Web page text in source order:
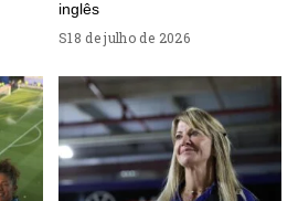
inglês
18 de julho de 2026